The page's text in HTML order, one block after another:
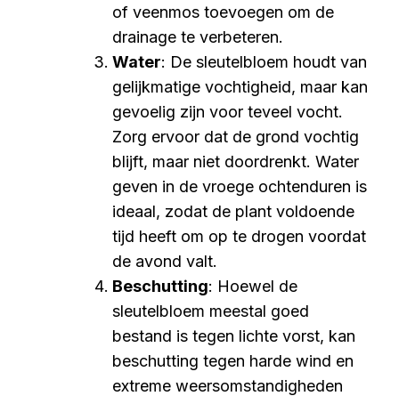
of veenmos toevoegen om de
drainage te verbeteren.
Water: De sleutelbloem houdt van
gelijkmatige vochtigheid, maar kan
gevoelig zijn voor teveel vocht.
Zorg ervoor dat de grond vochtig
blijft, maar niet doordrenkt. Water
geven in de vroege ochtenduren is
ideaal, zodat de plant voldoende
tijd heeft om op te drogen voordat
de avond valt.
Beschutting: Hoewel de
sleutelbloem meestal goed
bestand is tegen lichte vorst, kan
beschutting tegen harde wind en
extreme weersomstandigheden